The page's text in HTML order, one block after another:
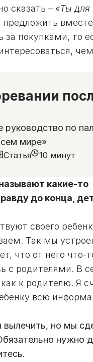
сказать – «Ты для
за покупками, то
по
мире»
Статья 10 минут
какие-то
до конца,
своего
Так мы
что от него
с родителями. В
к родителю. Я
всю
вылечить, но мы
нужно